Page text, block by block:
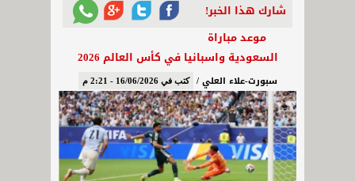
شارك هذا الخبر!
موعد مباراة
السعودية واسبانيا في كأس العالم 2026
سبورت-علاء العلي / كتب في 16/06/2026 - 2:21 م